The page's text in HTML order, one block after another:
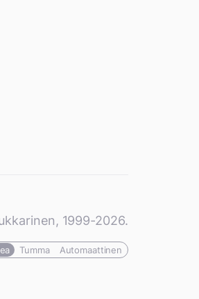
1999-2026.
Tumma Automaattinen